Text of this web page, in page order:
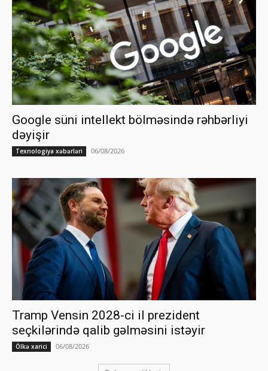
Google süni intellekt bölməsində rəhbərliyi
dəyişir
Texnologiya xəbərləri 06/08/2026
Tramp Vensin 2028-ci il prezident
seçkilərində qalib gəlməsini istəyir
Ölkə xarici 06/08/2026